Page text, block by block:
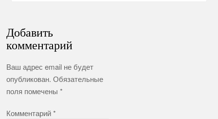
Добавить
комментарий
Ваш адрес email не будет
опубликован. Обязательные
поля помечены*
Комментарий*